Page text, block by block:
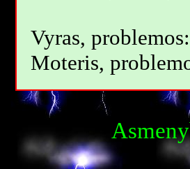
Vyras,
Moteris,